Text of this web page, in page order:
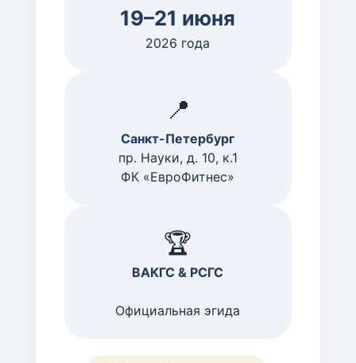
19–21 июня
2026 года
📍
Санкт-Петербург
пр. Науки, д. 10, к.1
ФК «ЕвроФитнес»
🏆
ВАКГС & РСГС
Официальная эгида